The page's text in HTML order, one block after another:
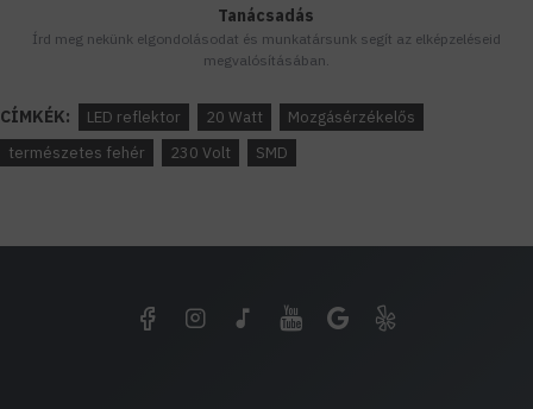
Tanácsadás
Írd meg nekünk elgondolásodat és munkatársunk segít az elképzeléseid
megvalósításában.
CÍMKÉK: LED reflektor 20 Watt
Mozgásérzékelős
természetes fehér
230 Volt SMD